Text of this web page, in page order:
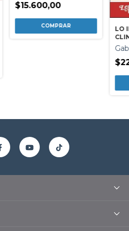
$15.600,00
LO